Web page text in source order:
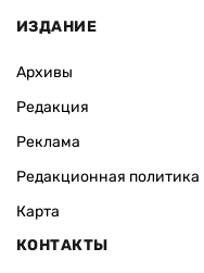
ИЗДАНИЕ
Архивы
Редакция
Реклама
Редакционная политика
Карта
КОНТАКТЫ